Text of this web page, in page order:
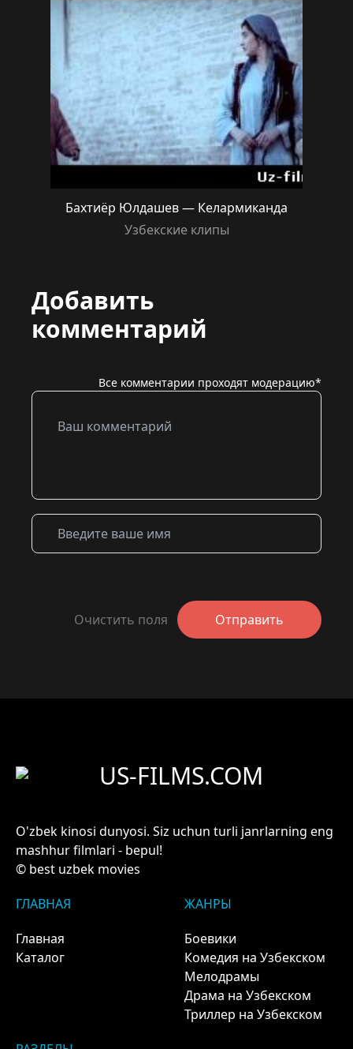
Бахтиёр Юлдашев — Келармиканда
Узбекские клипы
Добавить
комментарий
Все комментарии проходят модерацию*
Очистить поля Отправить
US-FILMS.COM
O'zbek kinosi dunyosi. Siz uchun turli janrlarning eng
mashhur filmlari - bepul!
© best uzbek movies
ГЛАВНАЯ
Главная
Каталог
ЖАНРЫ
Боевики
Комедия на Узбекском
Мелодрамы
Драма на Узбекском
Триллер на Узбекском